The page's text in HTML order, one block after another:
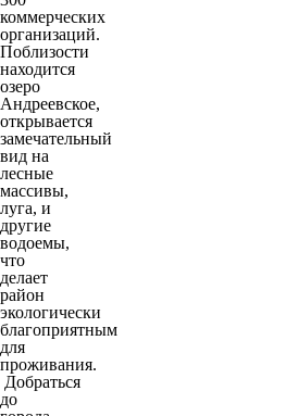
коммерческих
организаций.
Поблизости
находится
озеро
Андреевское,
открывается
замечательный
вид на
лесные
массивы,
луга, и
другие
водоемы,
что
делает
район
экологически
благоприятным
для
проживания.
Добраться
до